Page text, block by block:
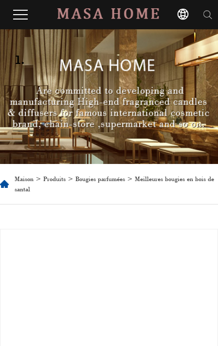
1.
Maison > Produits > Bougies parfumées > Meilleures bougies en bois de
santal